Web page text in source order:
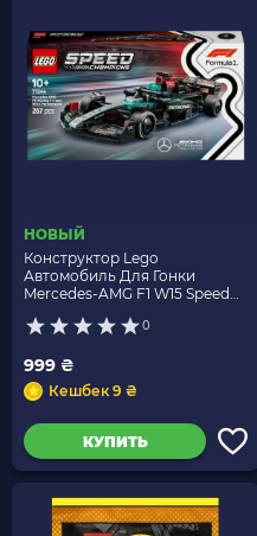
НОВЫЙ
Конструктор Lego
Автомобиль Для Гонки
Mercedes-AMG F1 W15 Speed
0
999 ₴
Кешбек 9 ₴
КУПИТЬ